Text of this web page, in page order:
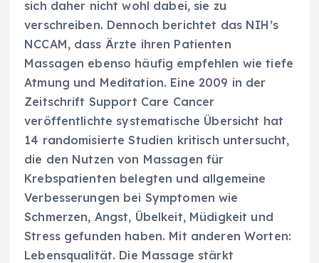
sich daher nicht wohl dabei, sie zu
verschreiben. Dennoch berichtet das NIH’s
NCCAM, dass Ärzte ihren Patienten
Massagen ebenso häufig empfehlen wie tiefe
Atmung und Meditation. Eine 2009 in der
Zeitschrift Support Care Cancer
veröffentlichte systematische Übersicht hat
14 randomisierte Studien kritisch untersucht,
die den Nutzen von Massagen für
Krebspatienten belegten und allgemeine
Verbesserungen bei Symptomen wie
Schmerzen, Angst, Übelkeit, Müdigkeit und
Stress gefunden haben. Mit anderen Worten:
Lebensqualität. Die Massage stärkt